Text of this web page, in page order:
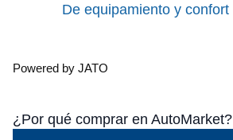
De equipamiento y confort
Powered by JATO
¿Por qué comprar en AutoMarket?